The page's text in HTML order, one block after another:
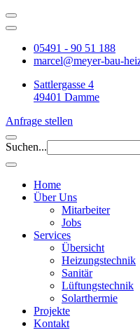
05491 - 90 51 188
marcel@meyer-bau-
Sattlergasse 4
49401 Damme
Anfrage stellen
Suchen...
Home
Über Uns
Mitarbeiter
Jobs
Services
Übersicht
Heizungstechnik
Sanitär
Lüftungstechnik
Solarthermie
Projekte
Kontakt